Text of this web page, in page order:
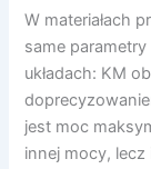
W materiałach
same
układach: KM
jest moc
innej mocy,